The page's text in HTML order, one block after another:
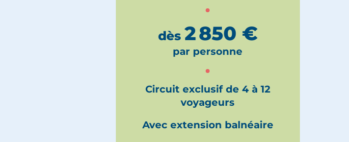
dès 2 850 €
par personne
Circuit exclusif de 4 à 12
voyageurs
Avec extension balnéaire